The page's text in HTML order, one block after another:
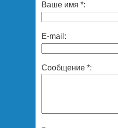
Ваше имя *:
E-mail:
Сообщение *: